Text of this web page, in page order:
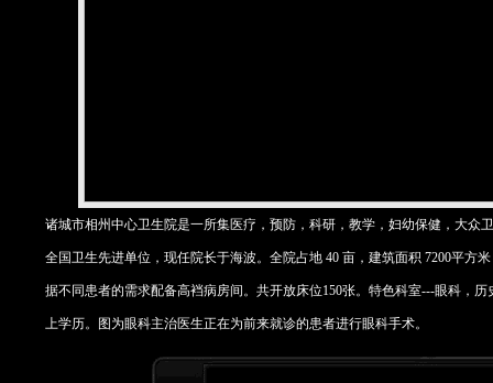
诸城市相州中心卫生院是一所集医疗，预防，科研，教学，妇幼保健，大
全国卫生先进单位，现任院长于海波。全院占地 40 亩，建筑面积 7200平方
据不同患者的需求配备高裆病房间。共开放床位150张。特色科室---眼科，
上学历。图为眼科主治医生正在为前来就诊的患者进行眼科手术。